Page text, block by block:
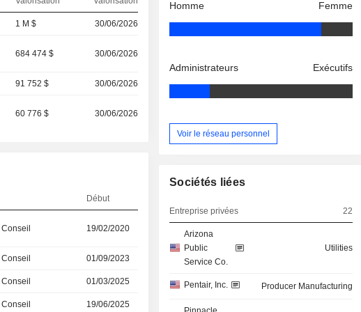
1 M $ 30/06/2026
684 474 $ 30/06/2026
91 752 $ 30/06/2026
60 776 $ 30/06/2026
Début
19/02/2020
01/09/2023
01/03/2025
19/06/2025
Homme Femme
Administrateurs Exécutifs
Voir le réseau personnel
Sociétés liées
Entreprise privées 22
Arizona
Public
Service Co.
Utilities
Pentair, Inc. Producer Manufacturing